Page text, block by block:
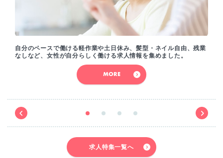
自分のペースで働ける軽作業や土日休み、髪型・ネイル自由、残業
なしなど、女性が自分らしく働ける求人情報を集めました。
MORE
求人特集一覧へ